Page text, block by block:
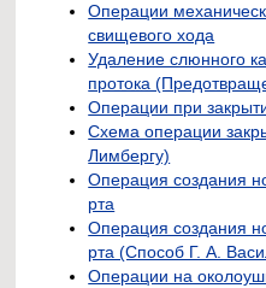
Операции
свищевого хода
Удаление слюнного
протока
Операции при
Схема операции
Лимбергу)
Операция создания
рта
Операция создания
рта (Способ Г. А.
Операции на